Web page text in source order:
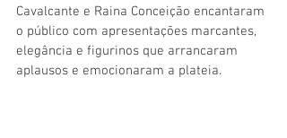
Cavalcante e Raina Conceição encantaram
o público com apresentações marcantes,
elegância e figurinos que arrancaram
aplausos e emocionaram a plateia.